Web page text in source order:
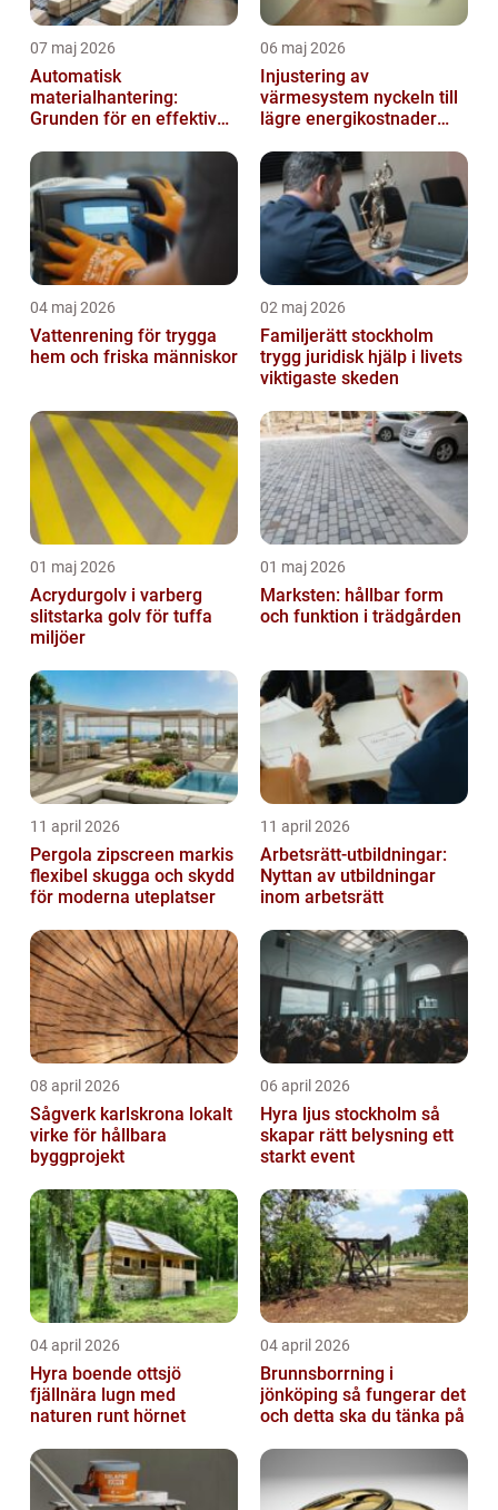
07 maj 2026
Automatisk
materialhantering:
Grunden för en effektiv
06 maj 2026
Injustering av
värmesystem nyckeln till
lägre energikostnader
inomhusklimat
04 maj 2026
Vattenrening för trygga
hem och friska människor
02 maj 2026
Familjerätt stockholm
trygg juridisk hjälp i livets
viktigaste skeden
01 maj 2026
Acrydurgolv i varberg
slitstarka golv för tuffa
miljöer
01 maj 2026
Marksten: hållbar form
och funktion i trädgården
11 april 2026
Pergola zipscreen markis
flexibel skugga och skydd
för moderna uteplatser
11 april 2026
Arbetsrätt-utbildningar:
Nyttan av utbildningar
inom arbetsrätt
08 april 2026
Sågverk karlskrona lokalt
virke för hållbara
byggprojekt
06 april 2026
Hyra ljus stockholm så
skapar rätt belysning ett
starkt event
04 april 2026
Hyra boende ottsjö
fjällnära lugn med
naturen runt hörnet
04 april 2026
Brunnsborrning i
jönköping så fungerar det
och detta ska du tänka på